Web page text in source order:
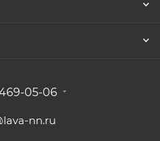
469-05-06
nn.ru